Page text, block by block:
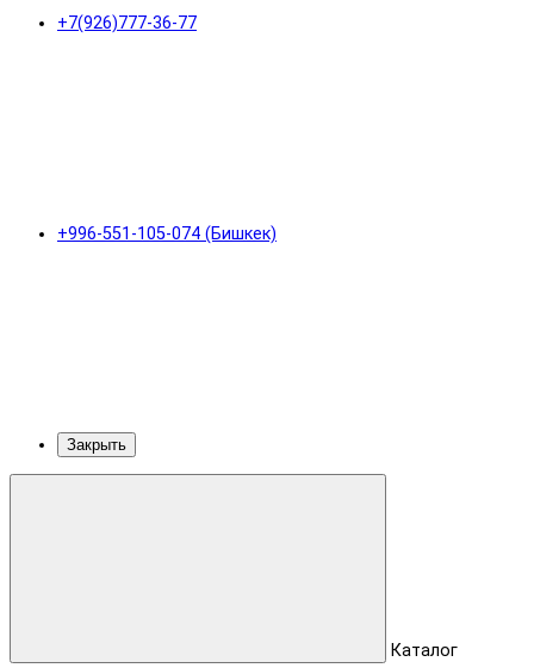
+7(926)777-36-77
+996-551-105-074 (Бишкек)
Закрыть
Каталог